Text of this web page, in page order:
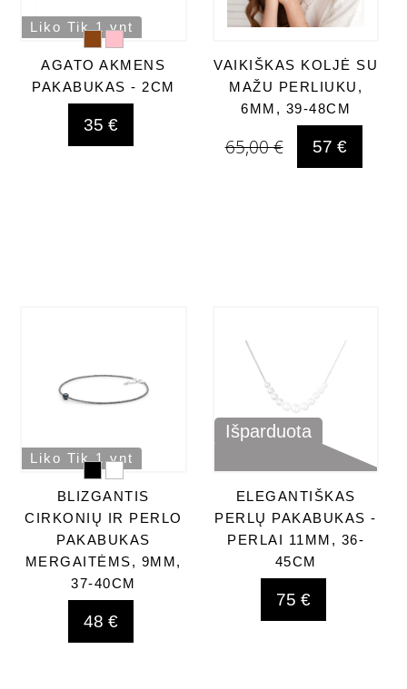
Liko Tik 1 vnt
AGATO AKMENS
PAKABUKAS - 2CM
35 €
VAIKIŠKAS KOLJĖ SU
MAŽU PERLIUKU,
6MM, 39-48CM
65,00 € 57 €
Liko Tik 1 vnt
BLIZGANTIS
CIRKONIŲ IR PERLO
PAKABUKAS
MERGAITĖMS, 9MM,
37-40CM
48 €
Išparduota
ELEGANTIŠKAS
PERLŲ PAKABUKAS -
PERLAI 11MM, 36-
45CM
75 €